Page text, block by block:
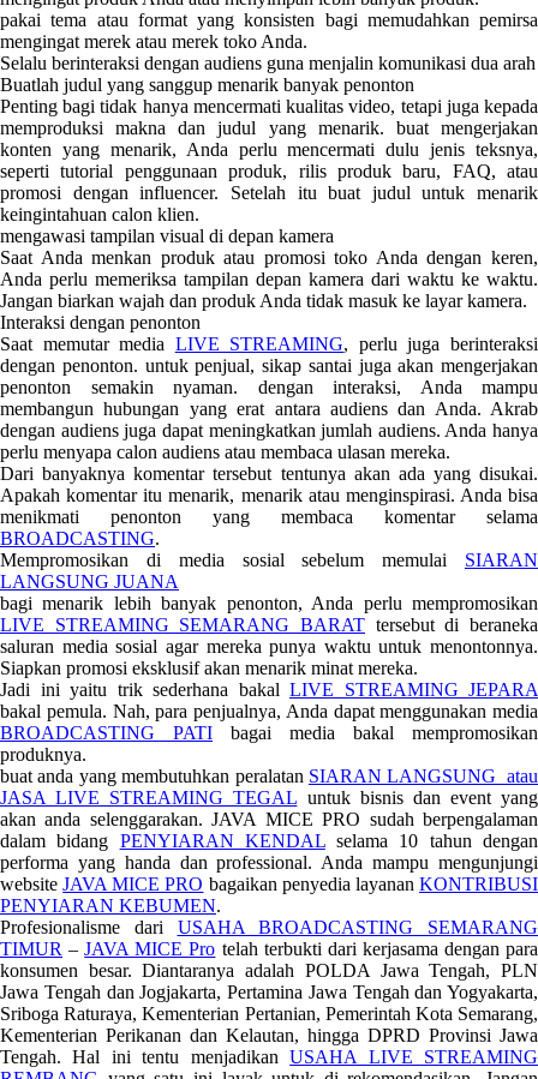
pakai tema atau format yang konsisten bagi memudahkan pemirsa
mengingat merek atau merek toko Anda.
Selalu berinteraksi dengan audiens guna menjalin komunikasi dua arah
Buatlah judul yang sanggup menarik banyak penonton
Penting bagi tidak hanya mencermati kualitas video, tetapi juga kepada
memproduksi makna dan judul yang menarik. buat mengerjakan
konten yang menarik, Anda perlu mencermati dulu jenis teksnya,
seperti tutorial penggunaan produk, rilis produk baru, FAQ, atau
promosi dengan influencer. Setelah itu buat judul untuk menarik
keingintahuan calon klien.
mengawasi tampilan visual di depan kamera
Saat Anda menkan produk atau promosi toko Anda dengan keren,
Anda perlu memeriksa tampilan depan kamera dari waktu ke waktu.
Jangan biarkan wajah dan produk Anda tidak masuk ke layar kamera.
Interaksi dengan penonton
Saat memutar media LIVE STREAMING, perlu juga berinteraksi
dengan penonton. untuk penjual, sikap santai juga akan mengerjakan
penonton semakin nyaman. dengan interaksi, Anda mampu
membangun hubungan yang erat antara audiens dan Anda. Akrab
dengan audiens juga dapat meningkatkan jumlah audiens. Anda hanya
perlu menyapa calon audiens atau membaca ulasan mereka.
Dari banyaknya komentar tersebut tentunya akan ada yang disukai.
Apakah komentar itu menarik, menarik atau menginspirasi. Anda bisa
menikmati penonton yang membaca komentar selama
BROADCASTING.
Mempromosikan di media sosial sebelum memulai SIARAN
LANGSUNG JUANA
bagi menarik lebih banyak penonton, Anda perlu mempromosikan
LIVE STREAMING SEMARANG BARAT tersebut di beraneka
saluran media sosial agar mereka punya waktu untuk menontonnya.
Siapkan promosi eksklusif akan menarik minat mereka.
Jadi ini yaitu trik sederhana bakal LIVE STREAMING JEPARA
bakal pemula. Nah, para penjualnya, Anda dapat menggunakan media
BROADCASTING PATI bagai media bakal mempromosikan
produknya.
buat anda yang membutuhkan peralatan SIARAN LANGSUNG atau
JASA LIVE STREAMING TEGAL untuk bisnis dan event yang
akan anda selenggarakan. JAVA MICE PRO sudah berpengalaman
dalam bidang PENYIARAN KENDALselama 10 tahun dengan
performa yang handa dan professional. Anda mampu mengunjungi
websiteJAVA MICE PRO bagaikan penyedia layananKONTRIBUSI
PENYIARAN KEBUMEN.
Profesionalisme dari USAHA BROADCASTING SEMARANG
TIMUR –JAVA MICE Pro telah terbukti dari kerjasama dengan para
konsumen besar. Diantaranya adalah POLDA Jawa Tengah, PLN
Jawa Tengah dan Jogjakarta, Pertamina Jawa Tengah dan Yogyakarta,
Sriboga Raturaya, Kementerian Pertanian, Pemerintah Kota Semarang,
Kementerian Perikanan dan Kelautan, hingga DPRD Provinsi Jawa
Tengah. Hal ini tentu menjadikanUSAHA LIVE STREAMING